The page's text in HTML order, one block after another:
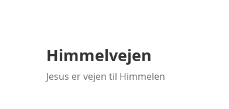
Himmelvejen
Jesus er vejen til Himmelen